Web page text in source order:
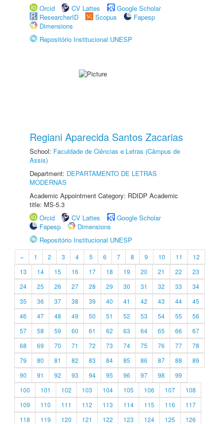
Orcid
CV Lattes
Google Scholar
ResearcherID
Scopus
Fapesp
Dimensions
Repositório Institucional UNESP
Regiani Aparecida Santos Zacarias
School: Faculdade de Ciências e Letras (Câmpus de
Assis)
Department: DEPARTAMENTO DE LETRAS
MODERNAS
Academic Appointment Category: RDIDP Academic
title: MS-5.3
Orcid
CV Lattes
Google Scholar
Fapesp
Dimensions
Repositório Institucional UNESP
« 1 2 3 4 5 6 7 8 9 10 11
12
13
14 15 16 17 18 19 20 21 22
23
24
25 26 27 28 29 30 31 32 33
34
35
36 37 38 39 40 41 42 43 44
45
46
47 48 49 50 51 52 53 54 55
56
57
58 59 60 61 62 63 64 65 66
67
68
69 70 71 72 73 74 75 76 77
78
79
80 81 82 83 84 85 86 87 88
89
90
91 92 93 94 95 96 97 98
99
100
101 102 103 104 105 106 107
108
109
110 111 112 113 114 115 116
117
118
119 120 121 122 123 124 125
126